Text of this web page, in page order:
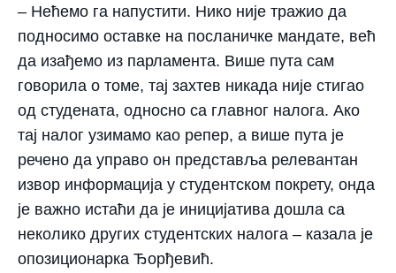
– Нећемо га напустити. Нико није тражио да
подносимо оставке на посланичке мандате, већ
да изађемо из парламента. Више пута сам
говорила о томе, тај захтев никада није стигао
од студената, односно са главног налога. Ако
тај налог узимамо као репер, а више пута је
речено да управо он представља релевантан
извор информација у студентском покрету, онда
је важно истаћи да је иницијатива дошла са
неколико других студентских налога – казала је
опозиционарка Ђорђевић.